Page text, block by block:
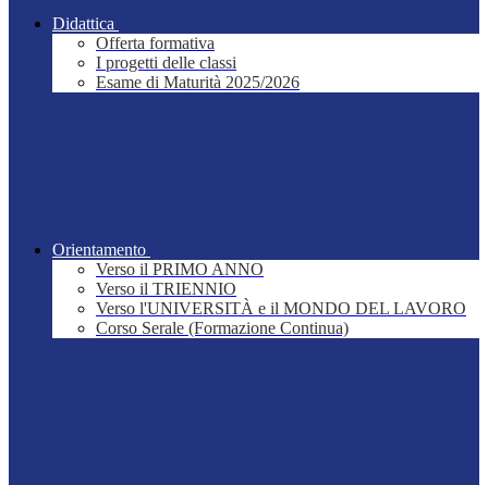
Didattica
Offerta formativa
I progetti delle classi
Esame di Maturità 2025/2026
Orientamento
Verso il PRIMO ANNO
Verso il TRIENNIO
Verso l'UNIVERSITÀ e il MONDO DEL LAVORO
Corso Serale (Formazione Continua)